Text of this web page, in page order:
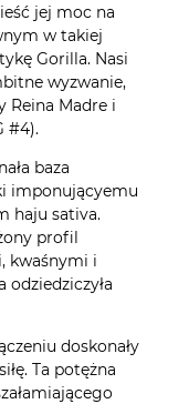
jej moc na
w takiej
Gorilla. Nasi
wyzwanie,
Reina Madre i
#4).
baza
imponującyemu
haju sativa.
profil
kwaśnymi i
doskonały
Ta potężna